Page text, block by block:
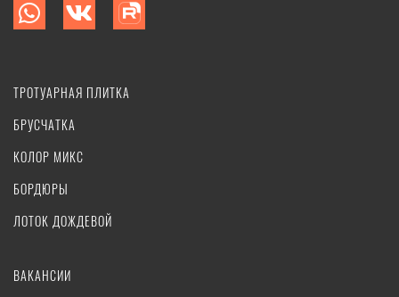
ТРОТУАРНАЯ ПЛИТКА
БРУСЧАТКА
КОЛОР МИКС
БОРДЮРЫ
ЛОТОК ДОЖДЕВОЙ
ВАКАНСИИ